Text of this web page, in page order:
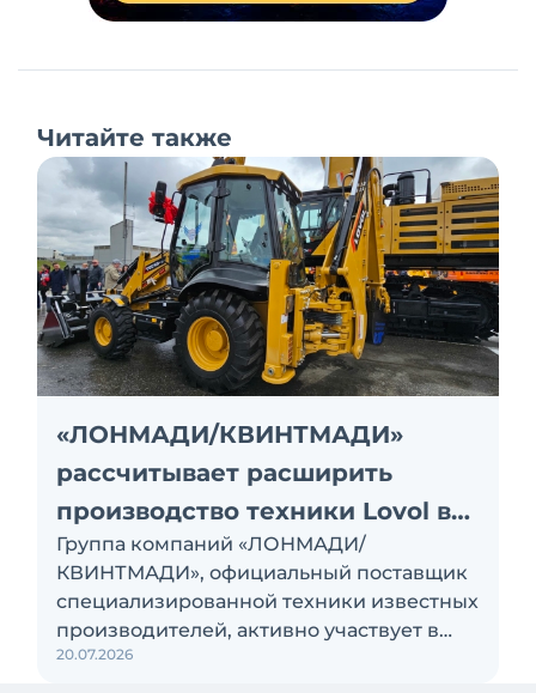
Читайте также
«ЛОНМАДИ/КВИНТМАДИ»
рассчитывает расширить
производство техники Lovol в
России
Группа компаний «ЛОНМАДИ/
КВИНТМАДИ», официальный поставщик
специализированной техники известных
производителей, активно участвует в
локализации производства
20.07.2026